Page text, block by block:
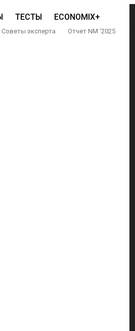
ТЕСТЫ ECONOMIX+
Советы эксперта Отчет NM ‘2025